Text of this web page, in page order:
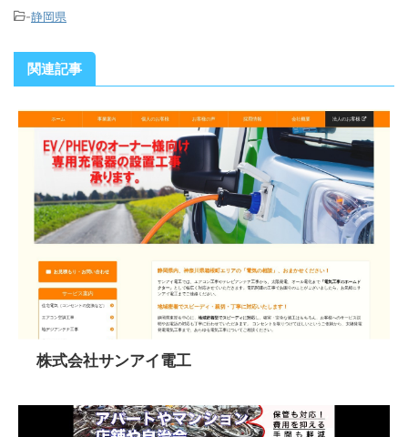
-静岡県
関連記事
株式会社サンアイ電工